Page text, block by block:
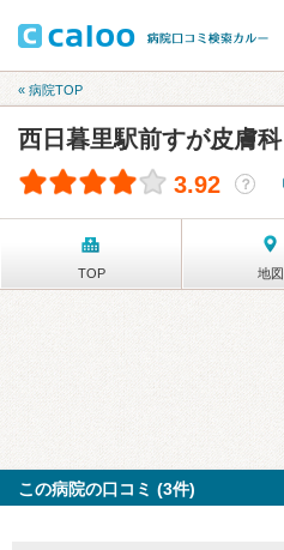
« 病院TOP
西日暮里駅前すが皮膚科
3.92 ？
TOP 地図
この病院の口コミ (3件)